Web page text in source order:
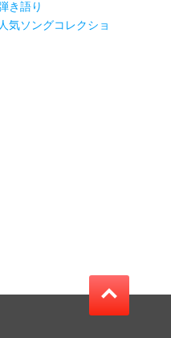
き語り
気ソングコレクショ